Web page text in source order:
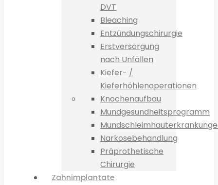
DVT
Bleaching
Entzündungschirurgie
Erstversorgung
nach Unfällen
Kiefer- /
Kieferhöhlenoperationen
Knochenaufbau
Mundgesundheitsprogramm
Narkosebehandlung
Präprothetische
Chirurgie
Zahnimplantate